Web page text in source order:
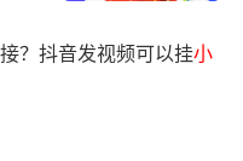
？抖音发视频可以挂小